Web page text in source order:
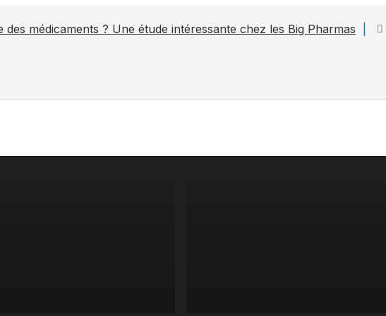
des médicaments ? Une étude intéressante chez les Big Pharmas